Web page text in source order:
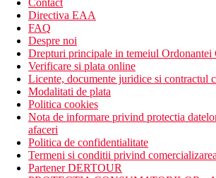
Contact
Directiva EAA
FAQ
Despre noi
Drepturi principale in temeiul
Verificare si plata online
Licente, documente juridice si contractul
Modalitati de plata
Politica cookies
Nota de informare privind protectia
afaceri
Politica de confidentialitate
Termeni si conditii privind
Partener DERTOUR